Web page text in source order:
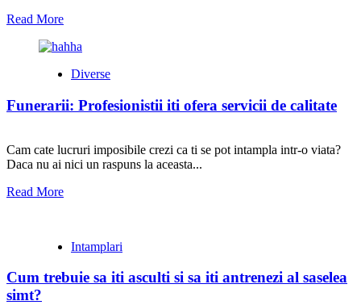
Read More
Diverse
Funerarii: Profesionistii iti ofera servicii de calitate
Cam cate lucruri imposibile crezi ca ti se pot intampla intr-o viata?
Daca nu ai nici un raspuns la aceasta...
Read More
Intamplari
Cum trebuie sa iti asculti si sa iti antrenezi al saselea
simt?